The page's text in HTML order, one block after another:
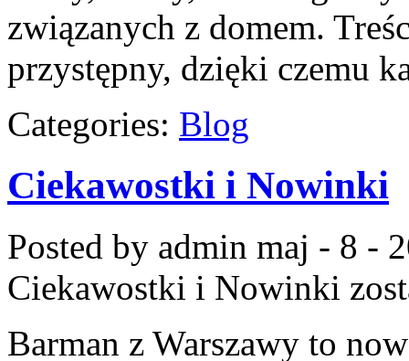
związanych z domem.
przystępny, dzięki czemu
Categories: Blog
Ciekawostki i Nowinki
Posted by admin maj - 8 -
Ciekawostki i Nowinki
Barman z Warszawy to